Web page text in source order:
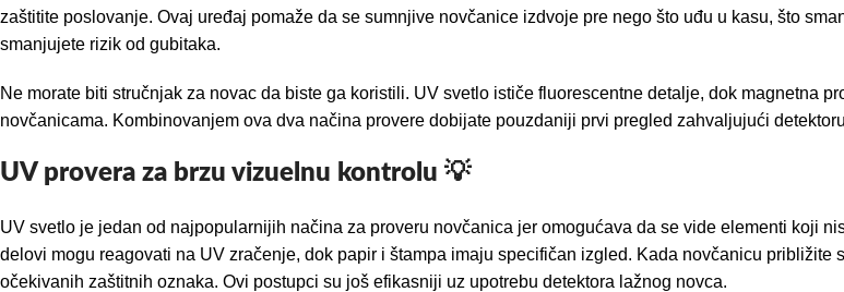
zaštitite poslovanje. Ovaj uređaj pomaže da se sumnjive novčanice izdvoje pre nego što uđu u kasu, što
smanjujete rizik od gubitaka.
Ne morate biti stručnjak za novac da biste ga koristili. UV svetlo ističe fluorescentne detalje, dok magnetna
novčanicama. Kombinovanjem ova dva načina provere dobijate pouzdaniji prvi pregled zahvaljujući
UV provera za brzu vizuelnu kontrolu 💡
UV svetlo je jedan od najpopularnijih načina za proveru novčanica jer omogućava da se vide elementi koji
delovi mogu reagovati na UV zračenje, dok papir i štampa imaju specifičan izgled. Kada novčanicu
očekivanih zaštitnih oznaka. Ovi postupci su još efikasniji uz upotrebu detektora lažnog novca.